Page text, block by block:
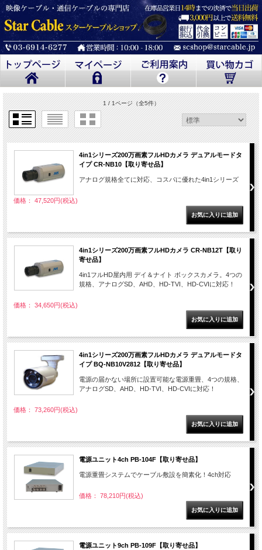
1 / 1ページ（全5件）
4in1シリーズ200万画素フルHDカメラ デュアルモードタ
イプ CR-NB10【取り寄せ品】
アナログ規格全てに対応、コスパに優れた4in1シリーズ
価格： 47,520円(税込)
4in1シリーズ200万画素フルHDカメラ CR-NB12T【取り
寄せ品】
4in1フルHD屋内用 デイ＆ナイト ボックスカメラ。4つの
規格、アナログSD、AHD、HD-TVI、HD-CVIに対応！
価格： 34,650円(税込)
4in1シリーズ200万画素フルHDカメラ デュアルモードタ
イプ BQ-NB10V2812【取り寄せ品】
電源の届かない場所に設置可能な電源重畳、4つの規格、
アナログSD、AHD、HD-TVI、HD-CVIに対応！
価格： 73,260円(税込)
電源ユニット4ch PB-104F【取り寄せ品】
電源重畳システムでケーブル敷設を簡素化！4ch対応
価格： 78,210円(税込)
電源ユニット9ch PB-109F【取り寄せ品】